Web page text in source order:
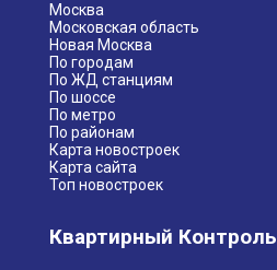
Москва
Московская область
Новая Москва
По городам
По ЖД станциям
По шоссе
По метро
По районам
Карта новостроек
Карта сайта
Топ новостроек
Квартирный Контроль